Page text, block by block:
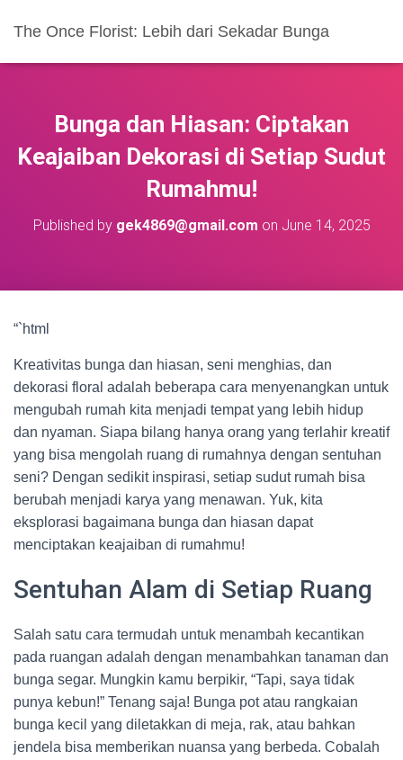
The Once Florist: Lebih dari Sekadar Bunga
Bunga dan Hiasan: Ciptakan
Keajaiban Dekorasi di Setiap Sudut
Rumahmu!
Published by gek4869@gmail.com on June 14, 2025
“`html
Kreativitas bunga dan hiasan, seni menghias, dan
dekorasi floral adalah beberapa cara menyenangkan untuk
mengubah rumah kita menjadi tempat yang lebih hidup
dan nyaman. Siapa bilang hanya orang yang terlahir kreatif
yang bisa mengolah ruang di rumahnya dengan sentuhan
seni? Dengan sedikit inspirasi, setiap sudut rumah bisa
berubah menjadi karya yang menawan. Yuk, kita
eksplorasi bagaimana bunga dan hiasan dapat
menciptakan keajaiban di rumahmu!
Sentuhan Alam di Setiap Ruang
Salah satu cara termudah untuk menambah kecantikan
pada ruangan adalah dengan menambahkan tanaman dan
bunga segar. Mungkin kamu berpikir, “Tapi, saya tidak
punya kebun!” Tenang saja! Bunga pot atau rangkaian
bunga kecil yang diletakkan di meja, rak, atau bahkan
jendela bisa memberikan nuansa yang berbeda. Cobalah